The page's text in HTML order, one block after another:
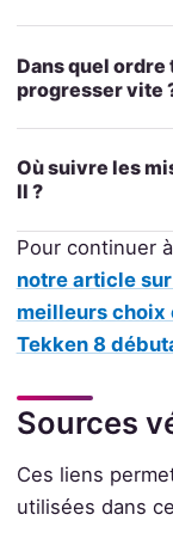
Dans quel
progresser vite
Où suivre les
II ?
Pour continuer
notre article
meilleurs choix
Tekken 8
Sources
Ces liens
utilisées dans